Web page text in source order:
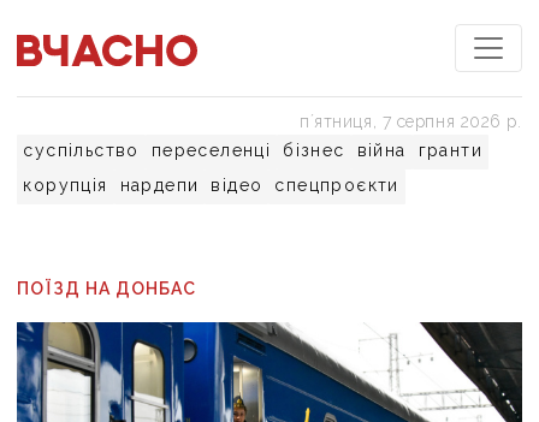
суспільство переселенці бізнес війна
гранти
корупція
нардепи відео спецпроєкти
пʼятниця, 7 серпня 2026 р.
ПОЇЗД НА ДОНБАС